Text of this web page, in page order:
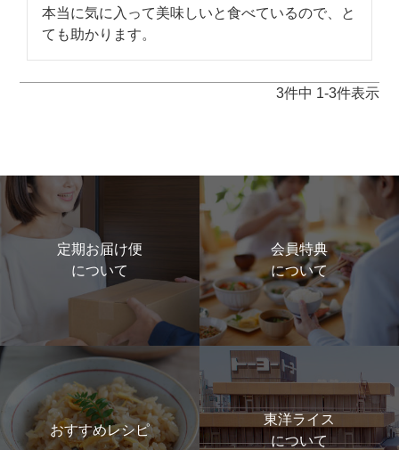
本当に気に入って美味しいと食べているので、と
3件中 1-3件表示
定期お届け便
について
会員特典
について
おすすめレシピ
東洋ライス
について